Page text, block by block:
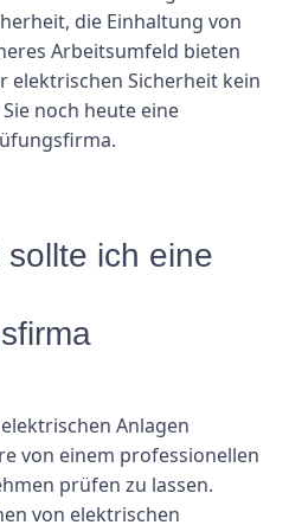
die Einhaltung von
Arbeitsumfeld bieten
elektrischen Sicherheit kein
noch heute eine
ich eine
Anlagen
von einem professionellen
prüfen zu lassen.
von elektrischen